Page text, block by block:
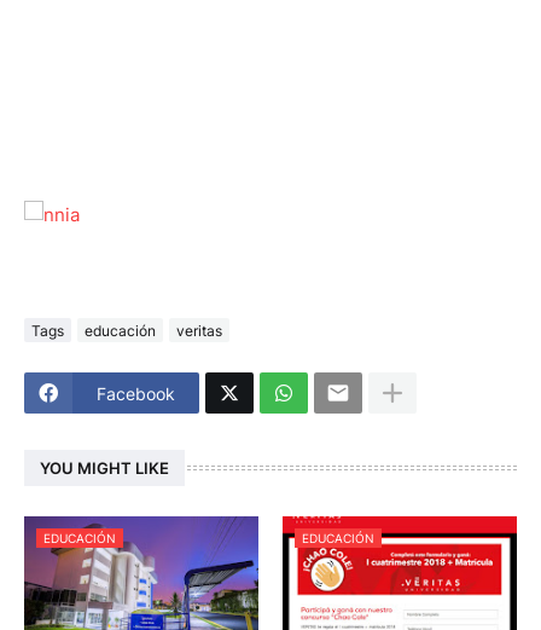
Tags educación veritas
Facebook
YOU MIGHT LIKE
EDUCACIÓN EDUCACIÓN